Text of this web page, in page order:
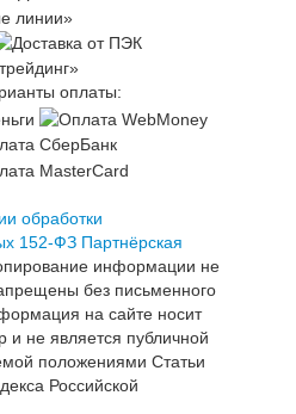
оплаты:
обработки
152-ФЗ Партнёрская
информации не
без письменного
на сайте носит
и не является публичной
положениями Статьи
Российской